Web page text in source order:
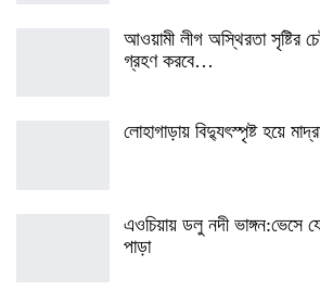
আওয়ামী লীগ অস্থিরতা সৃষ্টির
গ্রহণ করবে…
লোহাগাড়ায় বিদ্যুৎস্পৃষ্ট হয়ে
এওচিয়ায় ডলু নদী ভাঙ্গন:ভেসে
পাড়া